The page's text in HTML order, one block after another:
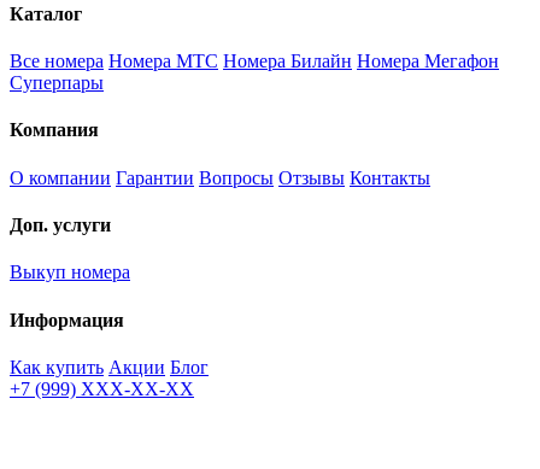
Каталог
Все номера Номера МТС Номера Билайн Номера Мегафон
Суперпары
Компания
О компании Гарантии Вопросы Отзывы Контакты
Доп. услуги
Выкуп номера
Информация
Как купить Акции Блог
+7 (999) XXX-XX-XX